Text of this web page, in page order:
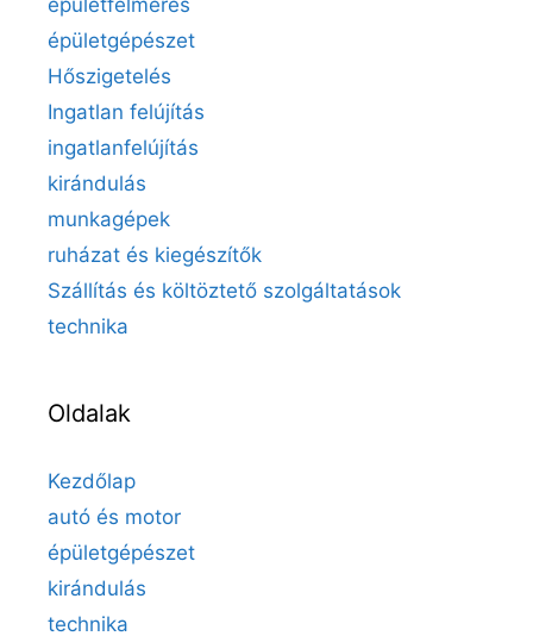
épületfelmérés
épületgépészet
Hőszigetelés
Ingatlan felújítás
ingatlanfelújítás
kirándulás
munkagépek
ruházat és kiegészítők
Szállítás és költöztető szolgáltatások
technika
Oldalak
Kezdőlap
autó és motor
épületgépészet
kirándulás
technika